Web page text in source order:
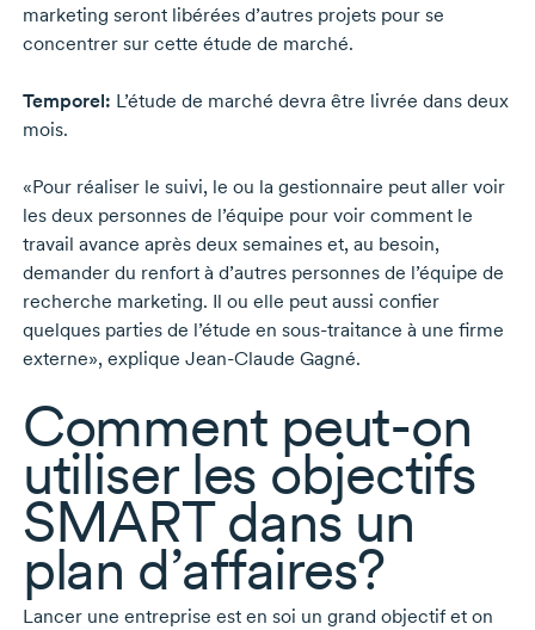
marketing seront libérées d’autres projets pour se
concentrer sur cette étude de marché.
Temporel: L’étude de marché devra être livrée dans deux
mois.
«Pour réaliser le suivi, le ou la gestionnaire peut aller voir
les deux personnes de l’équipe pour voir comment le
travail avance après deux semaines et, au besoin,
demander du renfort à d’autres personnes de l’équipe de
recherche marketing. Il ou elle peut aussi confier
quelques parties de l’étude en sous-traitance à une firme
externe», explique Jean-Claude Gagné.
Comment peut-on
utiliser les objectifs
SMART dans un
plan d’affaires?
Lancer une entreprise est en soi un grand objectif et on